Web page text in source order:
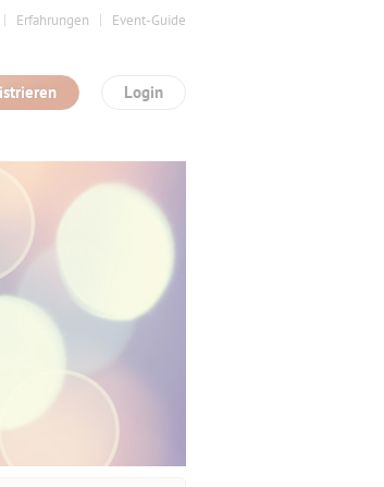
Erfahrungen Event-Guide
Login